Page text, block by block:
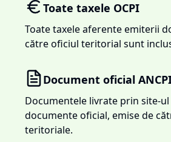
Toate taxele OCPI
Toate taxele aferente emiterii
către oficiul teritorial sunt
Document oficial
Documentele livrate prin site-
documente oficial, emise de
teritoriale.